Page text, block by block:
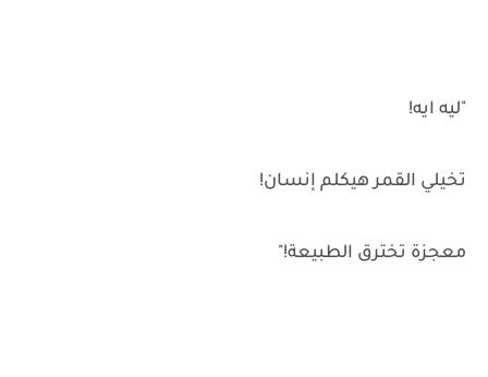
"ليه ايه!
تخيلي القمر هيكلم إنسان!
معجزة تخترق الطبيعة!"